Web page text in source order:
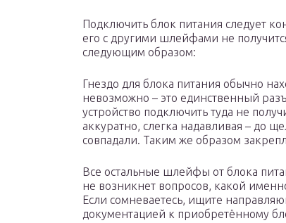
Подключить блок питания следует
его с другими шлейфами не
следующим образом:
Гнездо для блока питания обычно
невозможно – это единственный
устройство подключить туда не
аккуратно, слегка надавливая – до
совпадали. Таким же образом
Все остальные шлейфы от блока
не возникнет вопросов, какой
Если сомневаетесь, ищите
документацией к приобретённому